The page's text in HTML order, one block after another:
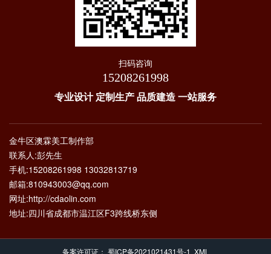
扫码咨询
15208261998
专业设计 定制生产 品质建造 一站服务
金牛区澳霖美工制作部
联系人:彭先生
手机:15208261998 13032813719
邮箱:810943003@qq.com
网址:http://cdaolin.com
地址:四川省成都市温江区F3跨线桥东侧
备案许可证： 蜀ICP备2021021431号-1 XML